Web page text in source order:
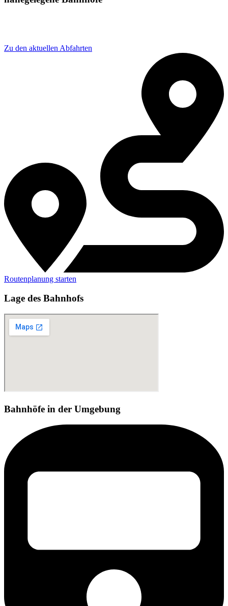
Zu den aktuellen Abfahrten
Routenplanung starten
Lage des Bahnhofs
Bahnhöfe in der Umgebung